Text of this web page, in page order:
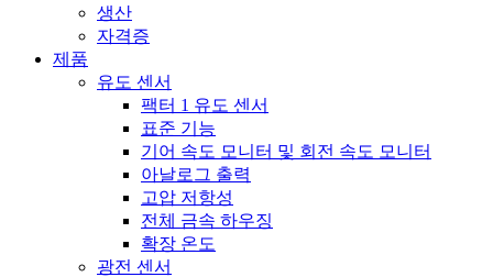
생산
자격증
제품
유도 센서
팩터 1 유도 센서
표준 기능
기어 속도 모니터 및 회전 속도 모니터
아날로그 출력
고압 저항성
전체 금속 하우징
확장 온도
광전 센서